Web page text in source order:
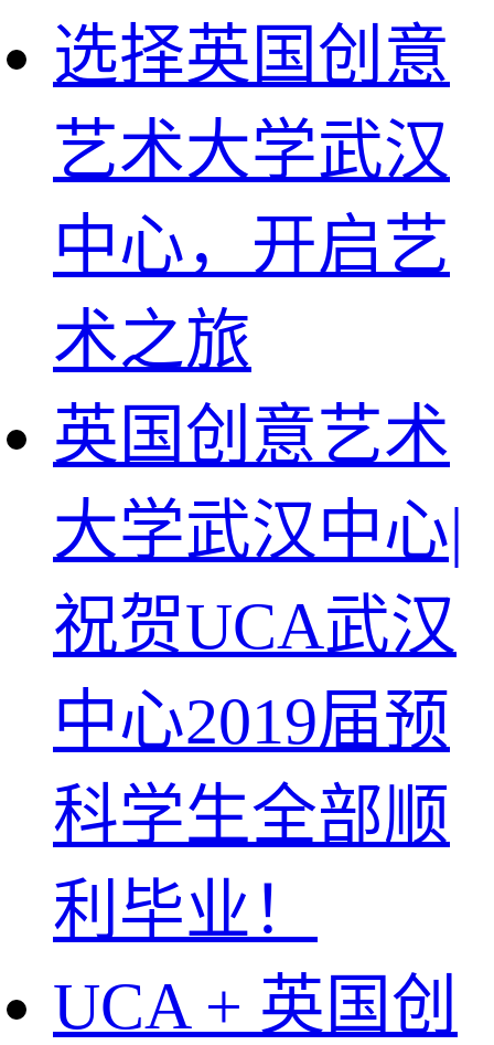
选择英国创意
艺术大学武汉
中心，开启艺
术之旅
英国创意艺术
大学武汉中心|
祝贺UCA武汉
中心2019届预
科学生全部顺
利毕业！
UCA + 英国创